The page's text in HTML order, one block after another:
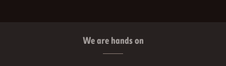
We are hands on